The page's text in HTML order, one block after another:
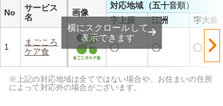
No
サービス
名
画像
対応地域（五十音順）
字上原
江洲 字大兼久
1
まごころ
ケア食
◯ ◯ ◯
横にスクロールして
表示できます
※上記の対応地域は全てではない場合や、お住まいの住所
によって対応外の場合がございます。